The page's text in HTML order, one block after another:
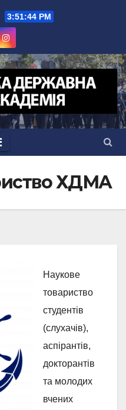
3:51:44 PM
ХДМА
Наукове
товариство
студентів
(слухачів),
аспірантів,
докторантів
та молодих
вчених